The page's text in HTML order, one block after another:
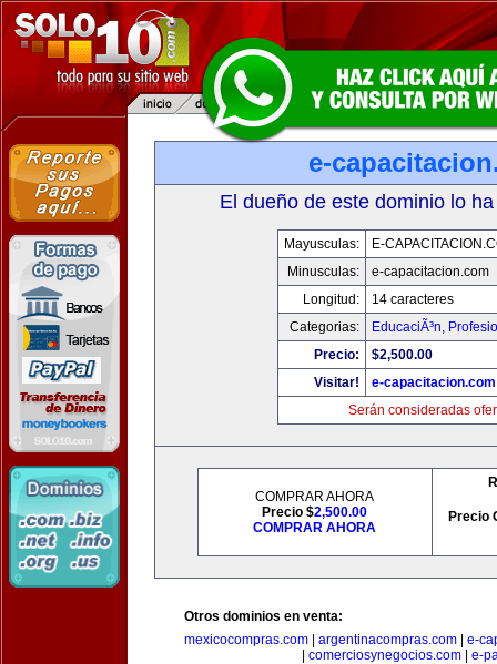
e-
El dueño de este dominio lo
Mayusculas:
E-
Minusculas:
e-capacitacion.com
Longitud:
14 caracteres
Categorias:
EducaciÃ³n,
Precio:
$2,500.00
Visitar!
e-capacitacion.com
Serán consideradas
COMPRAR AHORA
Precio $2,500.00
COMPRAR AHORA
Precio
Otros dominios en venta:
mexicocompras.com
argentinacompras.com
e-
comerciosynegocios.com e-